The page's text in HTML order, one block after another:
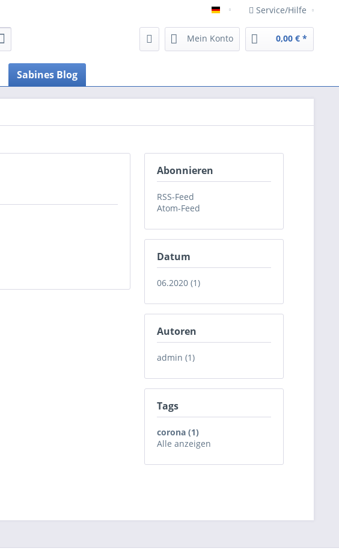
Deutsch Service/Hilfe
Mein Konto 0,00 € *
Sabines Blog
Abonnieren
RSS-Feed
Atom-Feed
Datum
06.2020 (1)
Autoren
admin (1)
Tags
corona (1)
Alle anzeigen